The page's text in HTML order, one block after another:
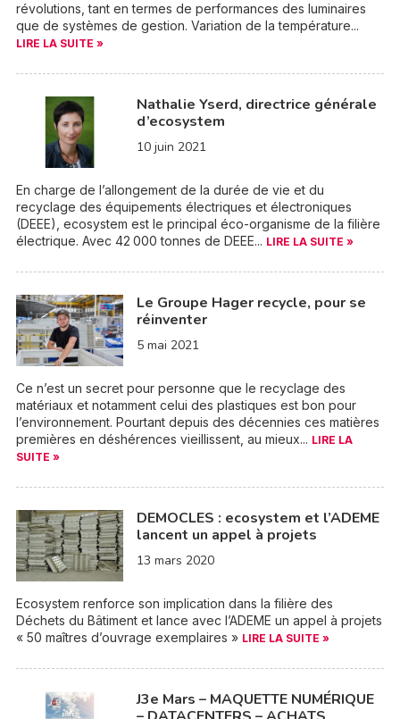
révolutions, tant en termes de performances des luminaires
que de systèmes de gestion. Variation de la température...
LIRE LA SUITE »
Nathalie Yserd, directrice générale
d’ecosystem
10 juin 2021
En charge de l’allongement de la durée de vie et du
recyclage des équipements électriques et électroniques
(DEEE), ecosystem est le principal éco-organisme de la filière
électrique. Avec 42 000 tonnes de DEEE... LIRE LA SUITE »
Le Groupe Hager recycle, pour se
réinventer
5 mai 2021
Ce n’est un secret pour personne que le recyclage des
matériaux et notamment celui des plastiques est bon pour
l’environnement. Pourtant depuis des décennies ces matières
premières en déshérences vieillissent, au mieux... LIRE LA
SUITE »
DEMOCLES : ecosystem et l’ADEME
lancent un appel à projets
13 mars 2020
Ecosystem renforce son implication dans la filière des
Déchets du Bâtiment et lance avec l’ADEME un appel à projets
« 50 maîtres d’ouvrage exemplaires » LIRE LA SUITE »
J3e Mars – MAQUETTE NUMÉRIQUE